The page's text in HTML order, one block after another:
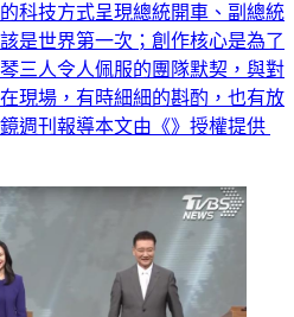
科技方式呈現總統開車、副總統
是世界第一次；創作核心是為了
三人令人佩服的團隊默契，與對
現場，有時細細的斟酌，也有放
週刊報導本文由《》授權提供